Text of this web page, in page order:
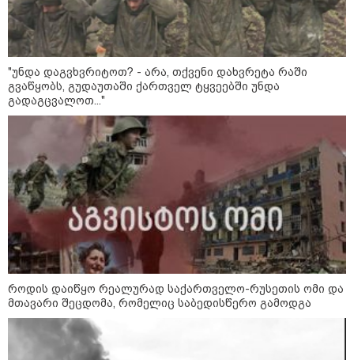
"2008 წლის ომი თუ არ
იქნებოდა, დიდი ალბათობით,
არც უკრაინის ომი იქნებოდა" -
შალვა პაპუაშვილი
12:18 / 08-08-2026
"რუსეთმა განახორციელა
საქართველოს ტერიტორიების
სააკაშვილის, მისი რეჟიმის
ღალატი ვერანაირად ვერ
გადაფარავს ამ დანაშაულს" -
ირაკლი კობახიძე
11:54 / 08-08-2026
"ანწუხელიძე გმირია,
რომელმაც თავი დადო
სამშობლოსთვის - გამოვიდა
სააკაშვილი და თავის თავზე
დაიბრალა ანწუხელიძის
გმირობა" - ირაკლი კობახიძე
"უნდა დაგვხვრიტოთ? - არა, თქვენი დახვრეტა რაში
გვაწყობს, გუდაუთაში ქართველ ტყვეებში უნდა
გადაგცვალოთ..."
როდის დაიწყო რეალურად საქართველო-რუსეთის ომი და
მთავარი შეცდომა, რომელიც საბედისწერო გამოდგა